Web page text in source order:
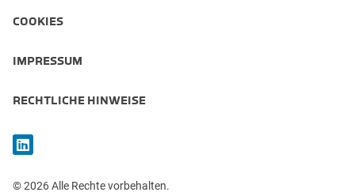
COOKIES
IMPRESSUM
RECHTLICHE HINWEISE
© 2026 Alle Rechte vorbehalten.